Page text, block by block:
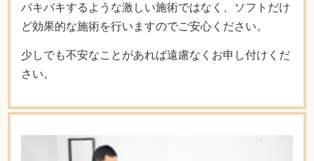
バキバキするような激しい施術ではなく、ソフトだけ
ど効果的な施術を行いますのでご安心ください。
少しでも不安なことがあれば遠慮なくお申し付けくだ
さい。